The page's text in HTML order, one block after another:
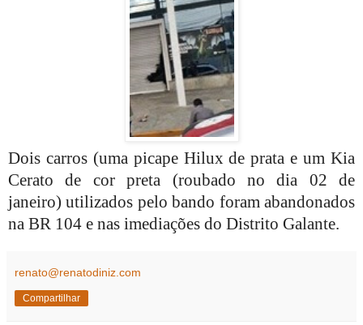
Dois carros (uma picape Hilux de prata e um Kia
Cerato de cor preta (roubado no dia 02 de
janeiro) utilizados pelo bando foram abandonados
na BR 104 e nas imediações do Distrito Galante.
renato@renatodiniz.com
Compartilhar